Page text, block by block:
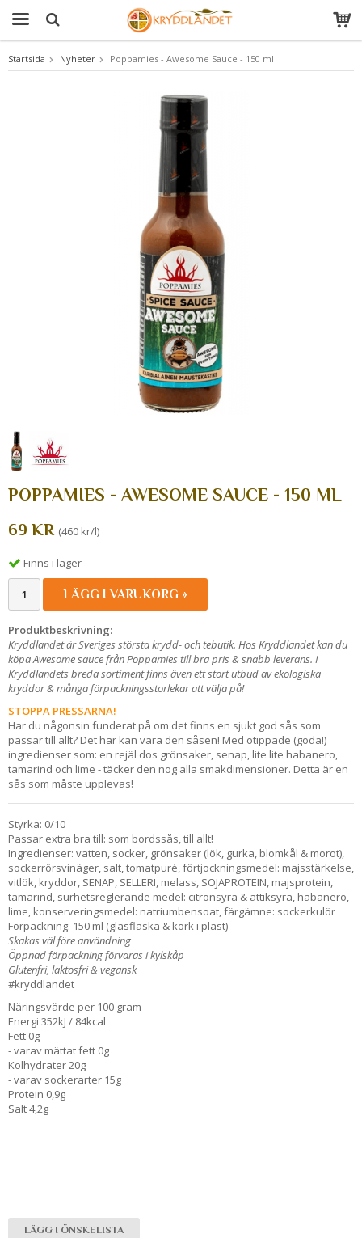
Produkten har blivit tillagd i varukorgen
Startsida Nyheter Poppamies - Awesome Sauce - 150 ml
POPPAMIES - AWESOME SAUCE - 150 ML
69 KR (460 kr/l)
Finns i lager
LÄGG I VARUKORG »
Produktbeskrivning:
Kryddlandet är Sveriges största krydd- och tebutik. Hos Kryddlandet kan du
köpa Awesome sauce från Poppamies till bra pris & snabb leverans. I
Kryddlandets breda sortiment finns även ett stort utbud av ekologiska
kryddor & många förpackningsstorlekar att välja på!
STOPPA PRESSARNA!
Har du någonsin funderat på om det finns en sjukt god sås som
passar till allt? Det här kan vara den såsen! Med otippade (goda!)
ingredienser som: en rejäl dos grönsaker, senap, lite lite habanero,
tamarind och lime - täcker den nog alla smakdimensioner. Detta är en
sås som måste upplevas!
Styrka: 0/10
Passar extra bra till: som bordssås, till allt!
Ingredienser: vatten, socker, grönsaker (lök, gurka, blomkål & morot),
sockerrörsvinäger, salt, tomatpuré, förtjockningsmedel: majsstärkelse,
vitlök, kryddor, SENAP , SELLERI melass , SOJAPROTEIN, majsprotein,
tamarind, surhetsreglerande medel: citronsyra & ättiksyra, habanero,
lime, konserveringsmedel: natriumbensoat, färgämne: sockerkulör
Förpackning: 150 ml (glasflaska & kork i plast)
Skakas väl före användning
Öppnad förpackning förvaras i kylskåp
Glutenfri, laktosfri & vegansk
#kryddlandet
Näringsvärde per 100 gram
Energi 352kJ / 84kcal
Fett 0g
- varav mättat fett 0g
Kolhydrater 20g
- varav sockerarter 15g
Protein 0,9g
Salt 4,2g
LÄGG I ÖNSKELISTA